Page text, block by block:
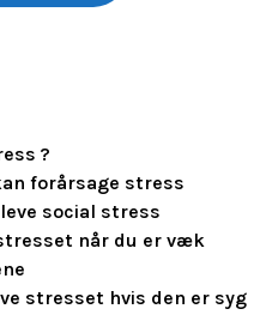
?
forårsage stress
social stress
når du er væk
stresset hvis den er syg